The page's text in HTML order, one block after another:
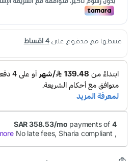
قسطها مع مدفوع على4 اقساط